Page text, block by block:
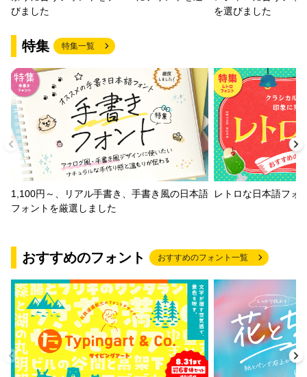
びました
を選びました
特集 特集一覧
1,100円～、リアル手書き、手書き風の日本語
フォントを厳選しました
レトロな日本語フォ
おすすめのフォント おすすめのフォント一覧